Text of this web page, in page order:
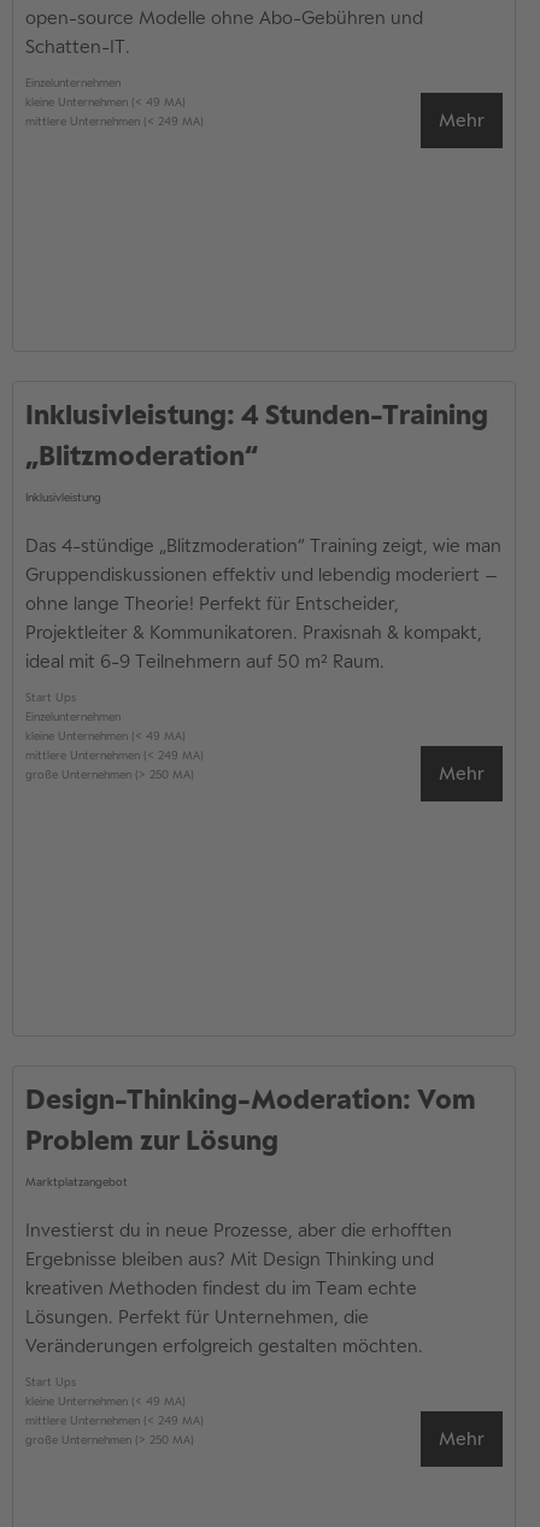
open-source Modelle ohne Abo-Gebühren und
Schatten-IT.
Einzelunternehmen
kleine Unternehmen (< 49 MA)
mittlere Unternehmen (< 249 MA)
Mehr
Inklusivleistung: 4 Stunden-Training
„Blitzmoderation“
Inklusivleistung
Das 4-stündige „Blitzmoderation“ Training zeigt, wie man
Gruppendiskussionen effektiv und lebendig moderiert –
ohne lange Theorie! Perfekt für Entscheider,
Projektleiter & Kommunikatoren. Praxisnah & kompakt,
ideal mit 6-9 Teilnehmern auf 50 m² Raum.
Start Ups
Einzelunternehmen
kleine Unternehmen (< 49 MA)
mittlere Unternehmen (< 249 MA)
große Unternehmen (> 250 MA)
Mehr
Design-Thinking-Moderation: Vom
Problem zur Lösung
Marktplatzangebot
Investierst du in neue Prozesse, aber die erhofften
Ergebnisse bleiben aus? Mit Design Thinking und
kreativen Methoden findest du im Team echte
Lösungen. Perfekt für Unternehmen, die
Veränderungen erfolgreich gestalten möchten.
Start Ups
kleine Unternehmen (< 49 MA)
mittlere Unternehmen (< 249 MA)
große Unternehmen (> 250 MA)
Mehr